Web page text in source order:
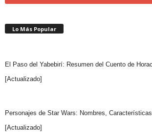
Lo Más Popular
El Paso del Yabebirí: Resumen del Cuento de
[Actualizado]
Personajes de Star Wars: Nombres,
[Actualizado]